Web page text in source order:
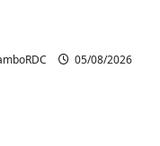
05/08/2026